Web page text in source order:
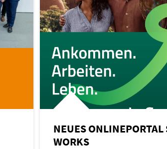
NEUES ONLINEPORTAL
WORKS